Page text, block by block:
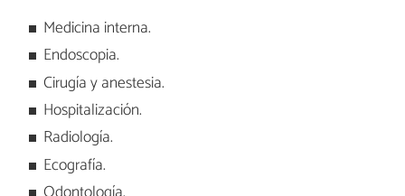
Medicina interna.
Endoscopia.
Cirugía y anestesia.
Hospitalización.
Radiología.
Ecografía.